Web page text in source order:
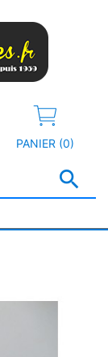

PANIER (0)